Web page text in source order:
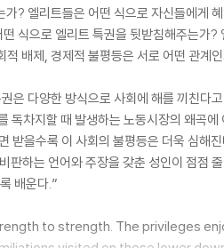
? 엘리트들은 어떤 식으로 자신들에게
식으로 엘리트 특권을 뒷받침해주는가?
배제, 경제적 불평등은 서로 어떤 관계
은 다양한 방식으로 사회에 해를 끼친다
차지할 때 발생하는 노동시장의 왜곡
받을수록 이 사회의 불평등은 더욱 심해
하는 언어와 주장을 갖춘 성인이 점점
배운다.”
to strength. The privileges